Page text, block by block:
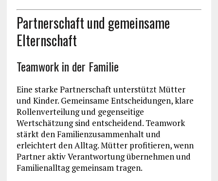
Partnerschaft und gemeinsame
Elternschaft
Teamwork in der Familie
Eine starke Partnerschaft unterstützt Mütter
und Kinder. Gemeinsame Entscheidungen, klare
Rollenverteilung und gegenseitige
Wertschätzung sind entscheidend. Teamwork
stärkt den Familienzusammenhalt und
erleichtert den Alltag. Mütter profitieren, wenn
Partner aktiv Verantwortung übernehmen und
Familienalltag gemeinsam tragen.